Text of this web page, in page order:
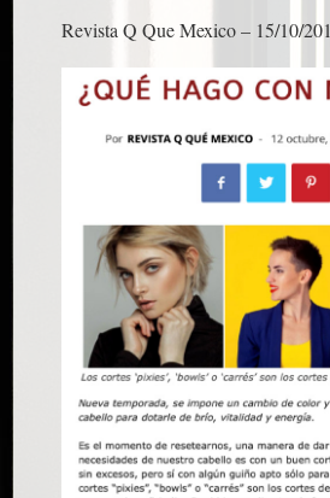
Revista Q Que Mexico – 15/10/